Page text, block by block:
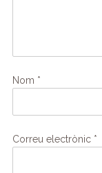
Nom *
Correu electrònic *